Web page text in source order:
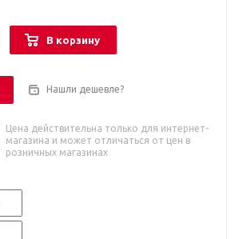
В корзину
Нашли дешевле?
Цена действительна только для интернет-
магазина и может отличаться от цен в
розничных магазинах